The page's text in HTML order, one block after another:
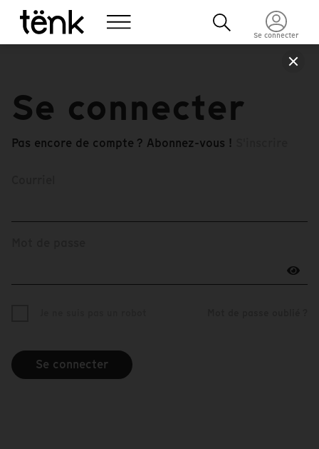
Se connecter
Se connecter
Pas encore de compte ? Abonnez-vous !
Se connecter